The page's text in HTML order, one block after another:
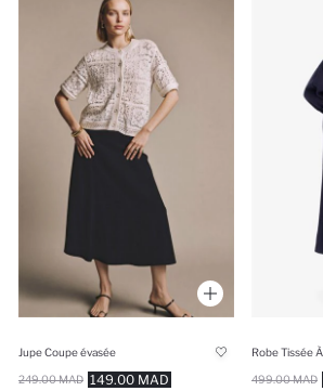
Jupe Coupe évasée
149.00 MAD
249.00 MAD 499.00 MAD